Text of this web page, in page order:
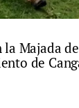
la Majada
de